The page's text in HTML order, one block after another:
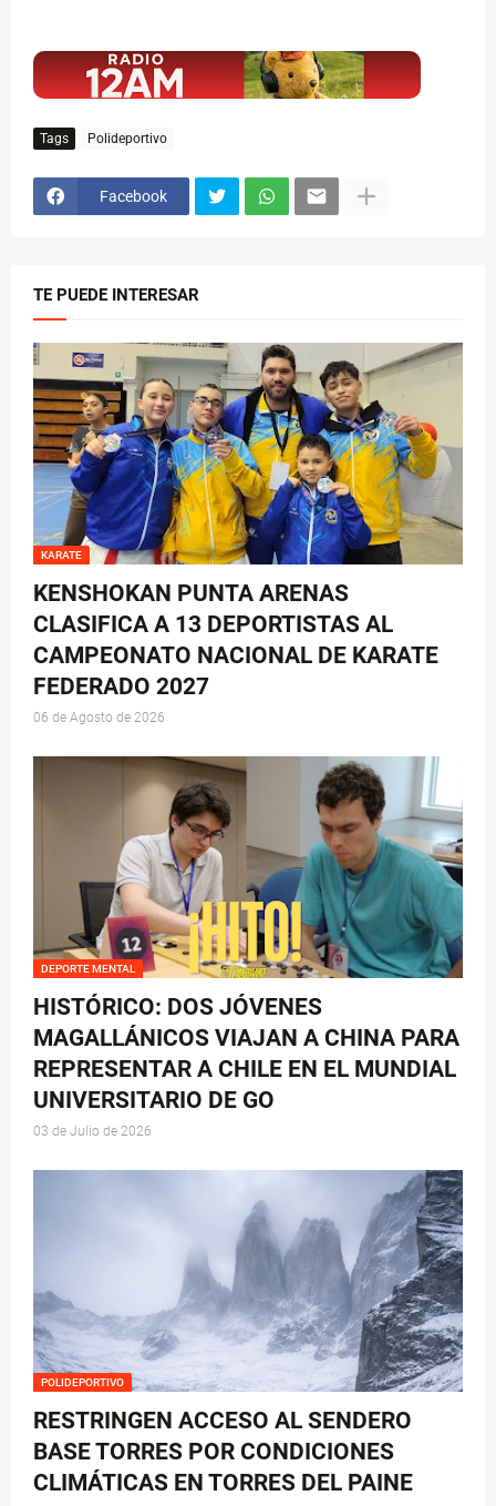
Tags Polideportivo
Facebook
TE PUEDE INTERESAR
KARATE
KENSHOKAN PUNTA ARENAS
CLASIFICA A 13 DEPORTISTAS AL
CAMPEONATO NACIONAL DE KARATE
FEDERADO 2027
06 de Agosto de 2026
DEPORTE MENTAL
HISTÓRICO: DOS JÓVENES
MAGALLÁNICOS VIAJAN A CHINA PARA
REPRESENTAR A CHILE EN EL MUNDIAL
UNIVERSITARIO DE GO
03 de Julio de 2026
POLIDEPORTIVO
RESTRINGEN ACCESO AL SENDERO
BASE TORRES POR CONDICIONES
CLIMÁTICAS EN TORRES DEL PAINE